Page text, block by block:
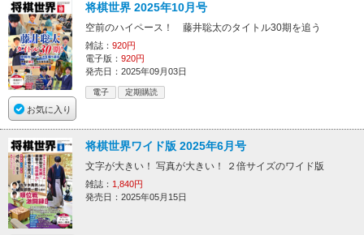
お気に入り
将棋世界 2025年10月号
空前のハイペース！ 藤井聡太のタイトル30期を追う
雑誌： 920円
電子版： 920円
発売日：2025年09月03日
電子 定期購読
将棋世界ワイド版 2025年6月号
文字が大きい！ 写真が大きい！ ２倍サイズのワイド版
雑誌： 1,840円
発売日：2025年05月15日